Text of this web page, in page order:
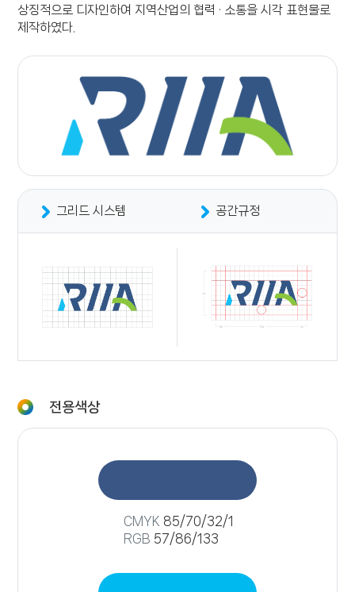
상징적으로 디자인하여 지역산업의 협력 · 소통을 시각 표현물로
제작하였다.
그리드 시스템 공간규정
전용색상
CMYK 85/70/32/1
RGB 57/86/133